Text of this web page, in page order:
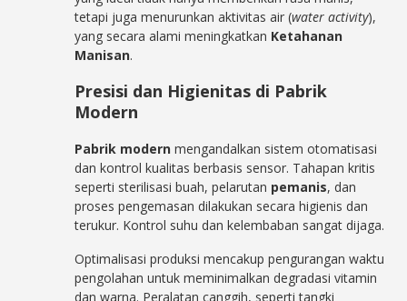
tetapi juga menurunkan aktivitas air (water activity),
yang secara alami meningkatkan Ketahanan
Manisan.
Presisi dan Higienitas di Pabrik
Modern
Pabrik modern mengandalkan sistem otomatisasi
dan kontrol kualitas berbasis sensor. Tahapan kritis
seperti sterilisasi buah, pelarutan pemanis, dan
proses pengemasan dilakukan secara higienis dan
terukur. Kontrol suhu dan kelembaban sangat dijaga.
Optimalisasi produksi mencakup pengurangan waktu
pengolahan untuk meminimalkan degradasi vitamin
dan warna. Peralatan canggih, seperti tangki